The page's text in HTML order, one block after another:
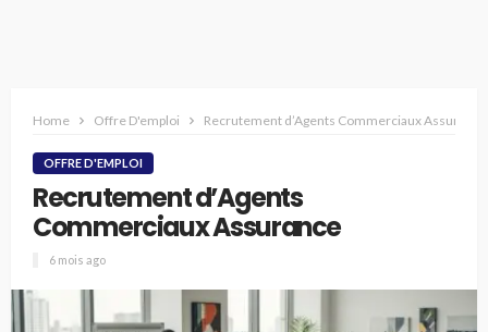
Home Offre D'emploi Recrutement d’Agents Commerciaux Assurance
OFFRE D'EMPLOI
Recrutement d’Agents
Commerciaux Assurance
6 mois ago